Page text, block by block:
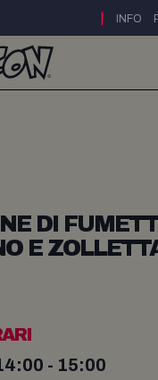
INFO
DI
E
- 15:00